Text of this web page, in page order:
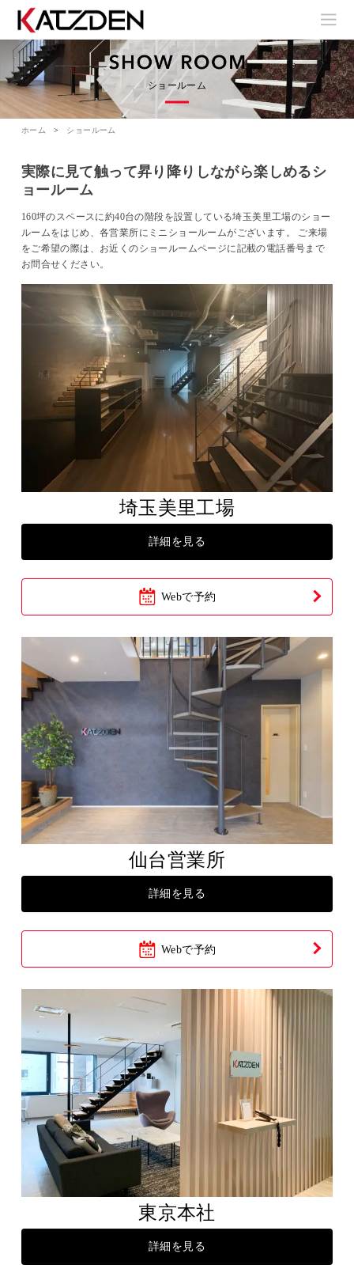
ショールーム
ホーム ショールーム
実際に見て触って昇り降りしながら楽しめるシ
ョールーム
160坪のスペースに約40台の階段を設置している埼玉美里工場のショー
ルームをはじめ、各営業所にミニショールームがございます。 ご来場
をご希望の際は、お近くのショールームページに記載の電話番号まで
お問合せください。
埼玉美里工場
詳細を見る
Webで予約
仙台営業所
詳細を見る
Webで予約
東京本社
詳細を見る